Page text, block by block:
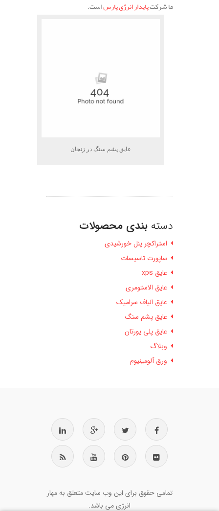
ما شرکتپایدار انرژی پارساست.
عایق پشم سنگ در زنجان
دسته بندی محصولات
استراکچر پنل خورشیدی
ساپورت تاسیسات
عایق xps
عایق الاستومری
عایق الیاف سرامیک
عایق پشم سنگ
عایق پلی یورتان
وبلاگ
ورق آلومینیوم
تمامی حقوق برای این وب سایت متعلق به مهار
انرژی می باشد.